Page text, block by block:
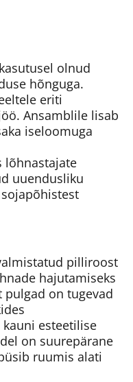
olnud
hõnguga.
eriti
Ansamblile lisab
iseloomuga
lõhnastajate
uuendusliku
pilliroost
hajutamiseks
on tugevad
esteetilise
on suurepärane
ruumis alati